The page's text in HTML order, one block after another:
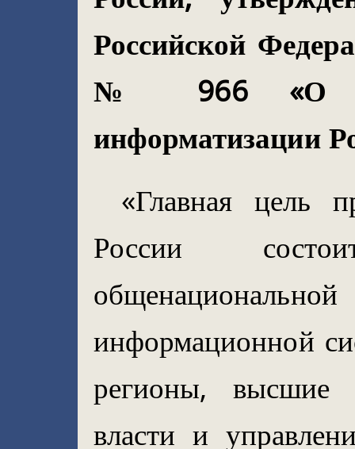
Российской
№ 966 «О
информатизации
«Главная цель
России
информационной
регионы, высшие
власти и